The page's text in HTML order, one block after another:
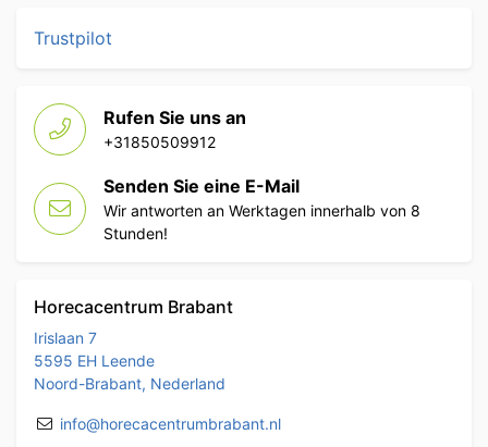
Trustpilot
Rufen Sie uns an
+31850509912
Senden Sie eine E-Mail
Wir antworten an Werktagen innerhalb von 8
Stunden!
Horecacentrum Brabant
Irislaan 7
5595 EH Leende
Noord-Brabant, Nederland
info@horecacentrumbrabant.nl